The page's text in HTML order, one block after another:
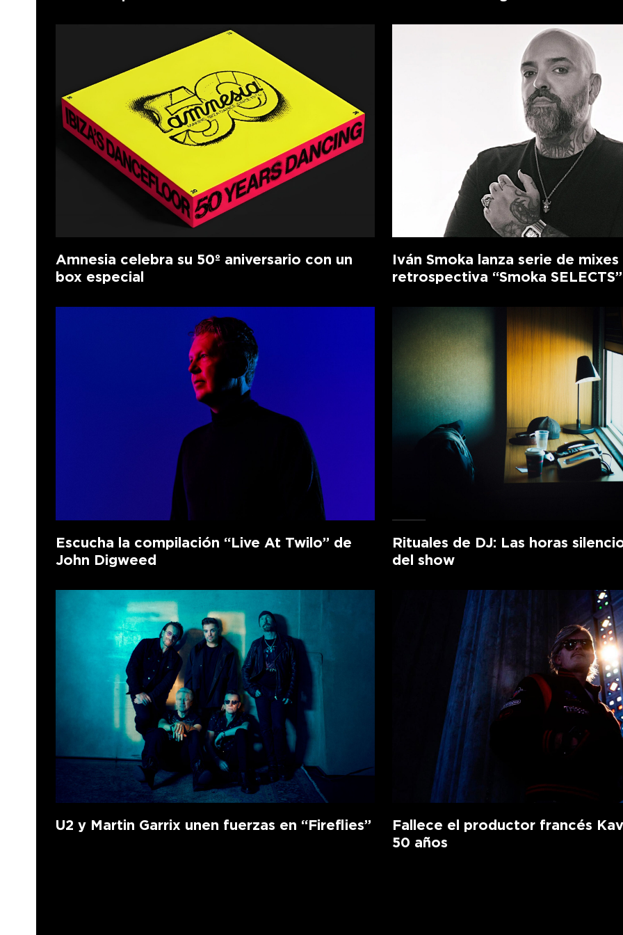
Amnesia celebra su 50º aniversario con un
box especial
Iván Smoka lanza serie de mixes
retrospectiva “Smoka SELECTS”
Escucha la compilación “Live At Twilo” de
John Digweed
Rituales de DJ: Las horas
del show
U2 y Martin Garrix unen fuerzas en “Fireflies”
Fallece el productor francés
50 años